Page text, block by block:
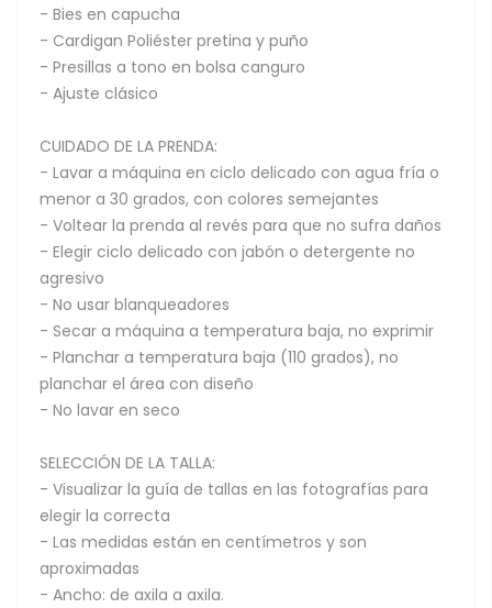
- Bies en capucha
- Cardigan Poliéster pretina y puño
- Presillas a tono en bolsa canguro
- Ajuste clásico
CUIDADO DE LA PRENDA:
- Lavar a máquina en ciclo delicado con agua fría o
menor a 30 grados, con colores semejantes
- Voltear la prenda al revés para que no sufra daños
- Elegir ciclo delicado con jabón o detergente no
agresivo
- No usar blanqueadores
- Secar a máquina a temperatura baja, no exprimir
- Planchar a temperatura baja (110 grados), no
planchar el área con diseño
- No lavar en seco
SELECCIÓN DE LA TALLA:
- Visualizar la guía de tallas en las fotografías para
elegir la correcta
- Las medidas están en centímetros y son
aproximadas
- Ancho: de axila a axila.